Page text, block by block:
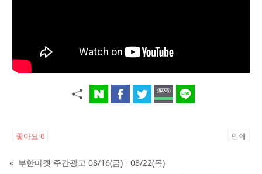
좋아요 0 인쇄
« 부한마켓 주간광고 08/16(금) - 08/22(목)